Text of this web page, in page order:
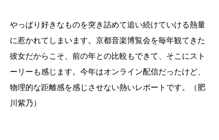
やっぱり好きなものを突き詰めて追い続けていける熱量
に惹かれてしまいます。京都音楽博覧会を毎年観てきた
彼女だからこそ、前の年との比較もできて、そこにスト
ーリーも感じます。今年はオンライン配信だったけど、
物理的な距離感を感じさせない熱いレポートです。（肥
川紫乃）